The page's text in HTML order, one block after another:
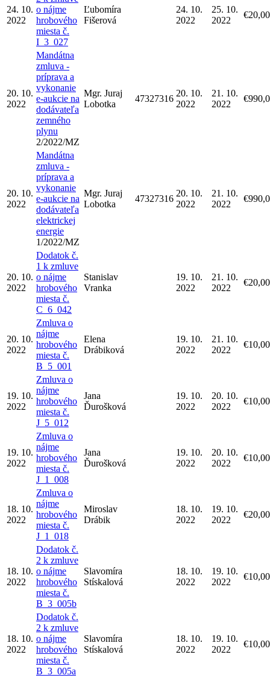
24. 10.
2022
o nájme
hrobového
miesta č.
I_3_027
Ľubomíra
Fišerová
24. 10.
2022
25. 10.
2022
€20,00
20. 10.
2022
Mandátna
zmluva -
príprava a
vykonanie
e-aukcie na
dodávateľa
zemného
plynu
2/2022/MZ
Mgr. Juraj
Lobotka
47327316
20. 10.
2022
21. 10.
2022
20. 10.
2022
Mandátna
zmluva -
príprava a
vykonanie
e-aukcie na
dodávateľa
elektrickej
energie
1/2022/MZ
Mgr. Juraj
Lobotka
47327316
20. 10.
2022
21. 10.
2022
20. 10.
2022
Dodatok č.
1 k zmluve
o nájme
hrobového
miesta č.
C_6_042
Stanislav
Vranka
19. 10.
2022
21. 10.
2022
€20,00
20. 10.
2022
Zmluva o
nájme
hrobového
miesta č.
B_5_001
Elena
Drábiková
19. 10.
2022
21. 10.
2022
€10,00
19. 10.
2022
Zmluva o
nájme
hrobového
miesta č.
J_5_012
Jana
Ďurošková
19. 10.
2022
20. 10.
2022
€10,00
19. 10.
2022
Zmluva o
nájme
hrobového
miesta č.
J_1_008
Jana
Ďurošková
19. 10.
2022
20. 10.
2022
€10,00
18. 10.
2022
Zmluva o
nájme
hrobového
miesta č.
J_1_018
Miroslav
Drábik
18. 10.
2022
19. 10.
2022
€20,00
18. 10.
2022
Dodatok č.
2 k zmluve
o nájme
hrobového
miesta č.
B_3_005b
Slavomíra
Stískalová
18. 10.
2022
19. 10.
2022
€10,00
18. 10.
2022
Dodatok č.
2 k zmluve
o nájme
hrobového
miesta č.
B_3_005a
Slavomíra
Stískalová
18. 10.
2022
19. 10.
2022
€10,00